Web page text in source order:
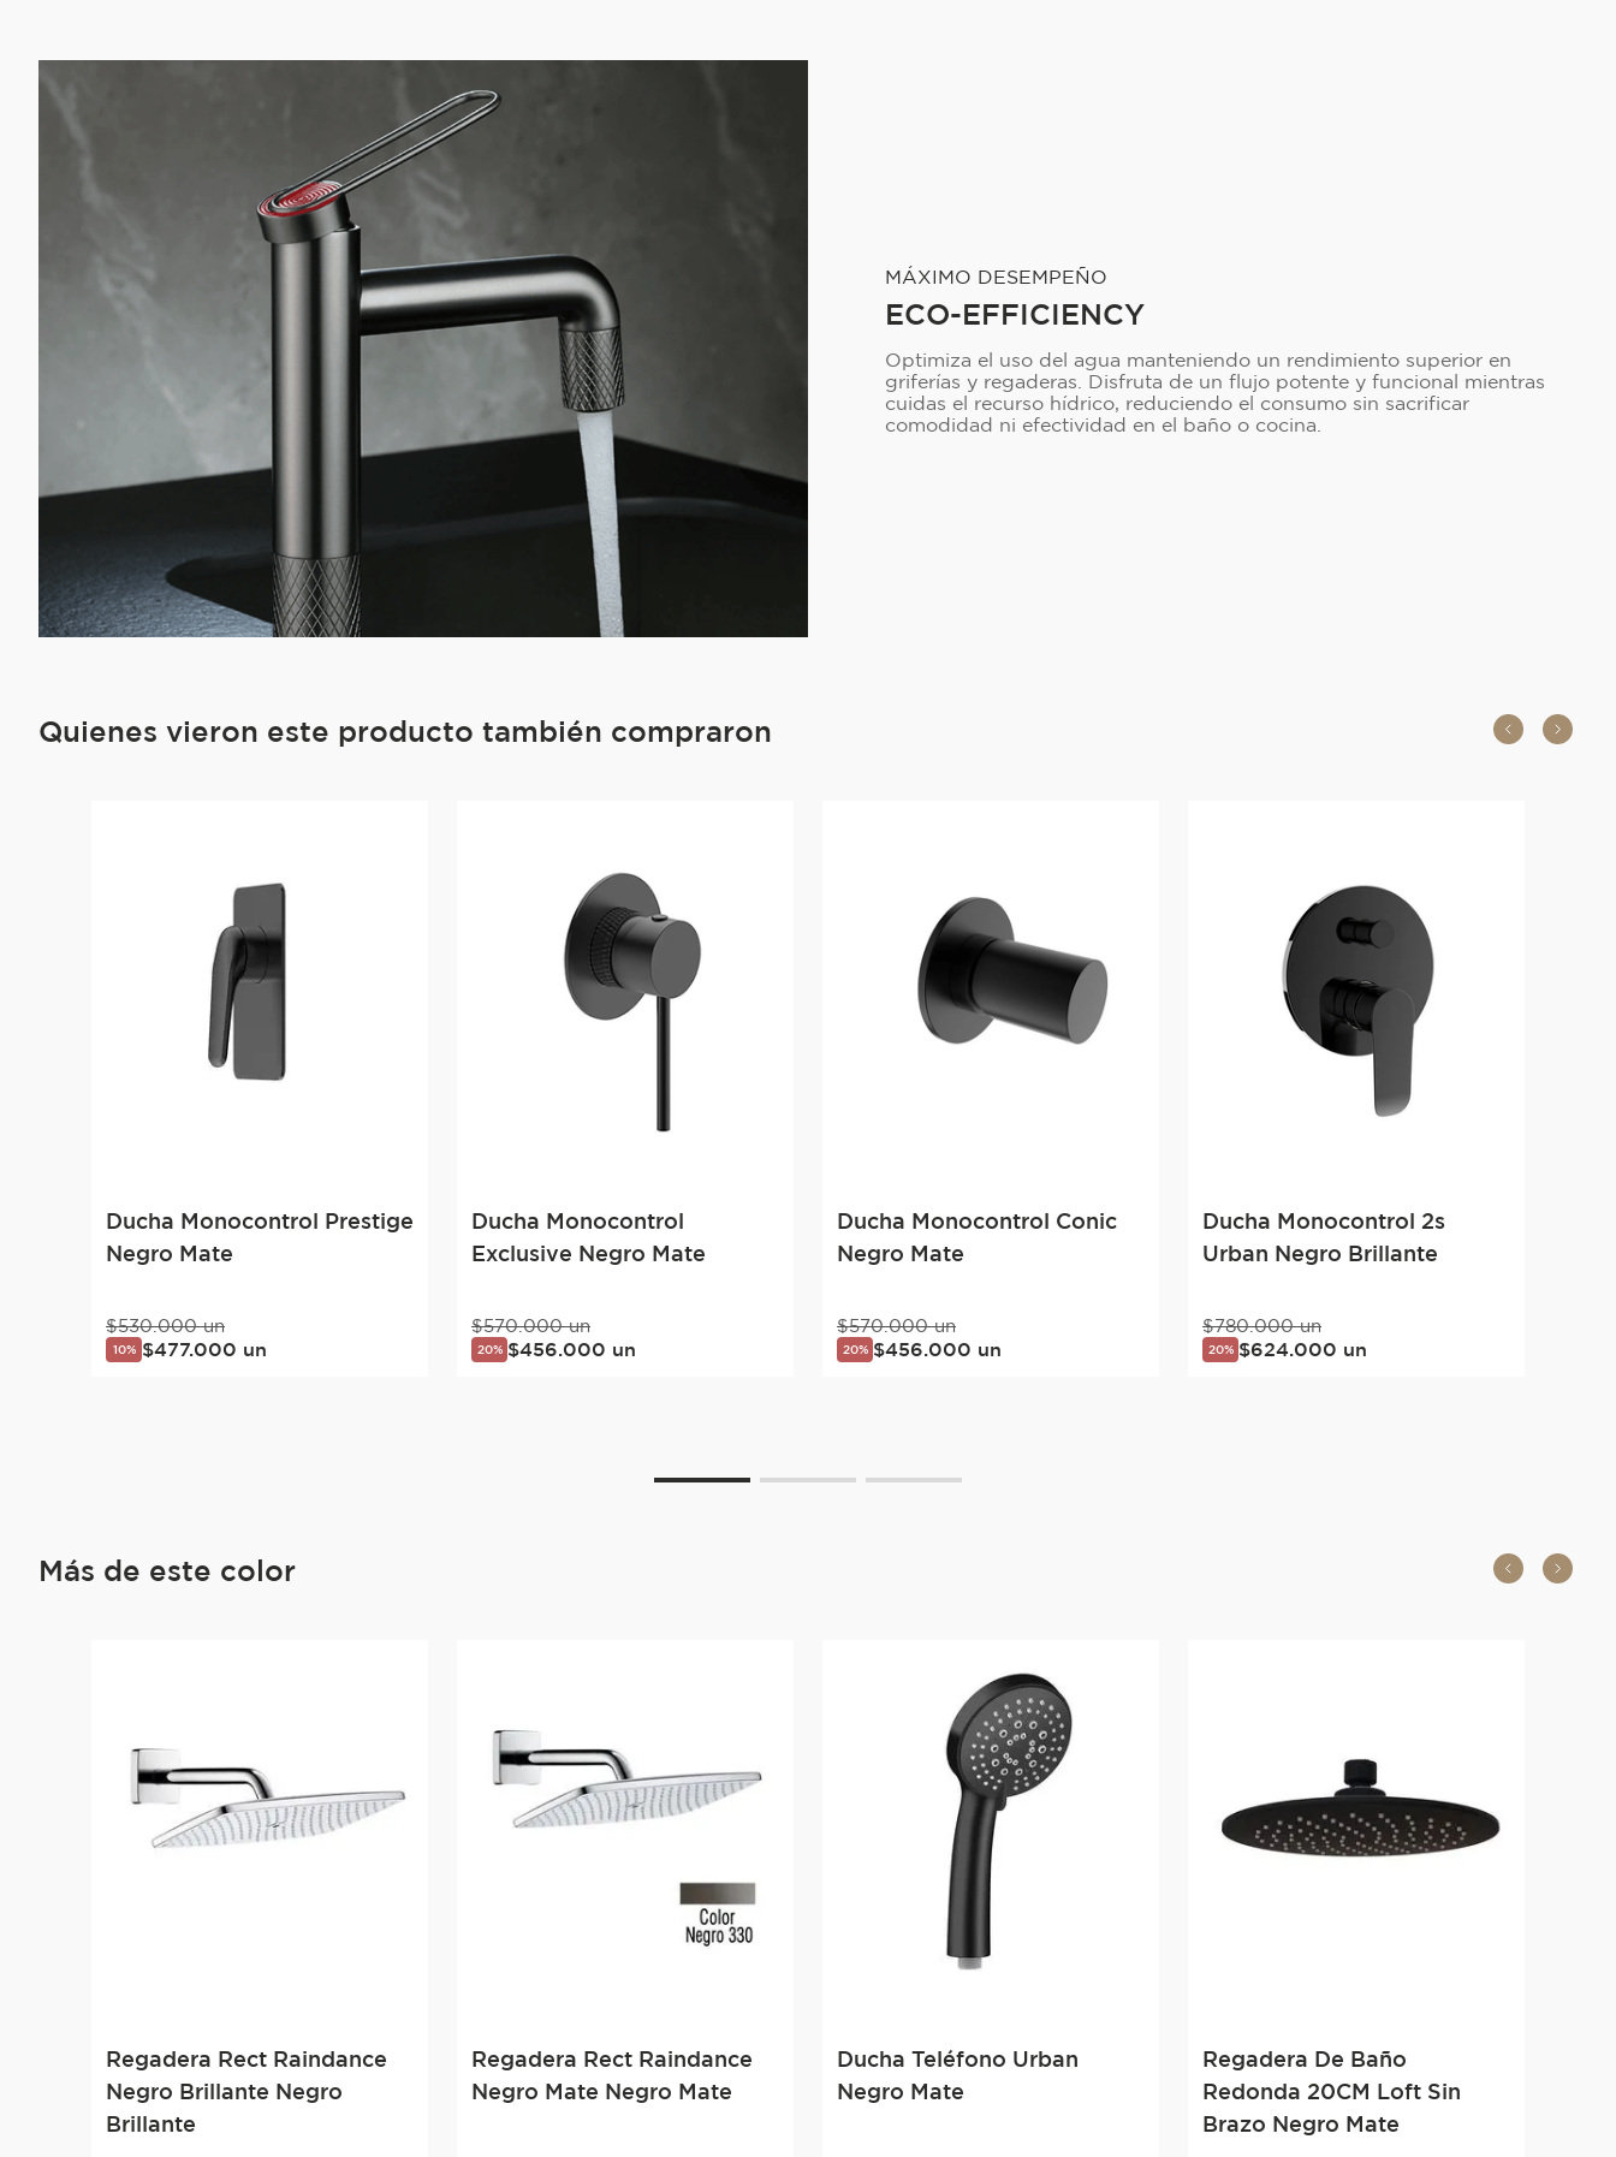
MÁXIMO DESEMPEÑO
ECO-EFFICIENCY
Optimiza el uso del agua manteniendo un rendimiento superior en
griferías y regaderas. Disfruta de un flujo potente y funcional mientras
cuidas el recurso hídrico, reduciendo el consumo sin sacrificar
comodidad ni efectividad en el baño o cocina.
Quienes vieron este producto también compraron
Ducha Monocontrol Prestige
Negro Mate
$530.000 un
10% $477.000 un
Ducha Monocontrol
Exclusive Negro Mate
$570.000 un
20% $456.000 un
Ducha Monocontrol Conic
Negro Mate
$570.000 un
20% $456.000 un
Ducha Monocontrol 2s
Urban Negro Brillante
$780.000 un
20% $624.000 un
Más de este color
Regadera Rect Raindance
Negro Brillante Negro
Brillante
Regadera Rect Raindance
Negro Mate Negro Mate
Ducha Teléfono Urban
Negro Mate
Regadera De Baño
Redonda 20CM Loft Sin
Brazo Negro Mate